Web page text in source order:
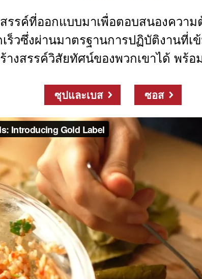
รค์ที่ออกแบบมาเพื่อตอบสนองควา
ร็วซึ่งผ่านมาตรฐานการปฏิบัติงานที่
างสรรค์วิสัยทัศน์ของพวกเขาได้ พร้
ซุปและเบส ซอส